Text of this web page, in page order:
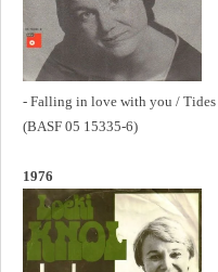
- Falling in love with you / Tides
(BASF 05 15335-6)
1976